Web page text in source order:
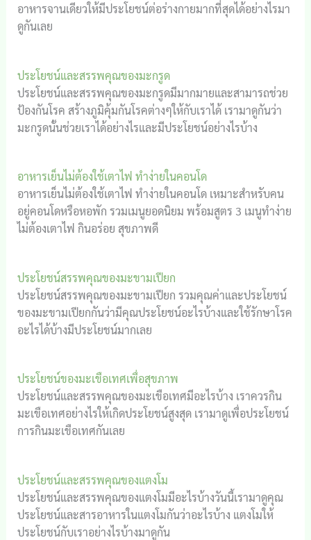
อาหารจานเดียวให้มีประโยชน์ต่อร่างกายมากที่สุดได้อย่างไรมา
ดูกันเลย
ประโยชน์และสรรพคุณของมะกรูด
ประโยชน์และสรรพคุณของมะกรูดมีมากมายและสามารถช่วย
ป้องกันโรค สร้างภูมิคุ้มกันโรคต่างๆให้กับเราได้ เรามาดูกันว่า
มะกรูดนั้นช่วยเราได้อย่างไรและมีประโยชน์อย่างไรบ้าง
อาหารเย็นไม่ต้องใช้เตาไฟ ทำง่ายในคอนโด
อาหารเย็นไม่ต้องใช้เตาไฟ ทำง่ายในคอนโด เหมาะสำหรับคน
อยู่คอนโดหรือหอพัก รวมเมนูยอดนิยม พร้อมสูตร 3 เมนูทำง่าย
ไม่ต้องเตาไฟ กินอร่อย สุขภาพดี
ประโยชน์สรรพคุณของมะขามเปียก
ประโยชน์สรรพคุณของมะขามเปียก รวมคุณค่าและประโยชน์
ของมะขามเปียกกันว่ามีคุณประโยชน์อะไรบ้างและใช้รักษาโรค
อะไรได้บ้างมีประโยชน์มากเลย
ประโยชน์ของมะเขือเทศเพื่อสุขภาพ
ประโยชน์และสรรพคุณของมะเขือเทศมีอะไรบ้าง เราควรกิน
มะเขือเทศอย่างไรให้เกิดประโยชน์สูงสุด เรามาดูเพื่อประโยชน์
การกินมะเขือเทศกันเลย
ประโยชน์และสรรพคุณของแตงโม
ประโยชน์และสรรพคุณของแตงโมมีอะไรบ้างวันนี้เรามาดูคุณ
ประโยชน์และสารอาหารในแตงโมกันว่าอะไรบ้าง แตงโมให้
ประโยชน์กับเราอย่างไรบ้างมาดูกัน